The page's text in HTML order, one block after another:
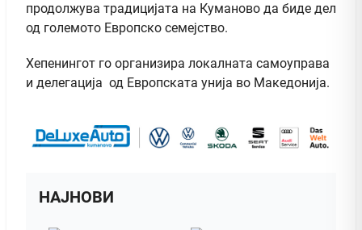
продолжува традицијата на Куманово да биде дел
од големото Европско семејство.
Хепенингот го организира локалната самоуправа
и делегација од Европската унија во Македонија.
НАЈНОВИ